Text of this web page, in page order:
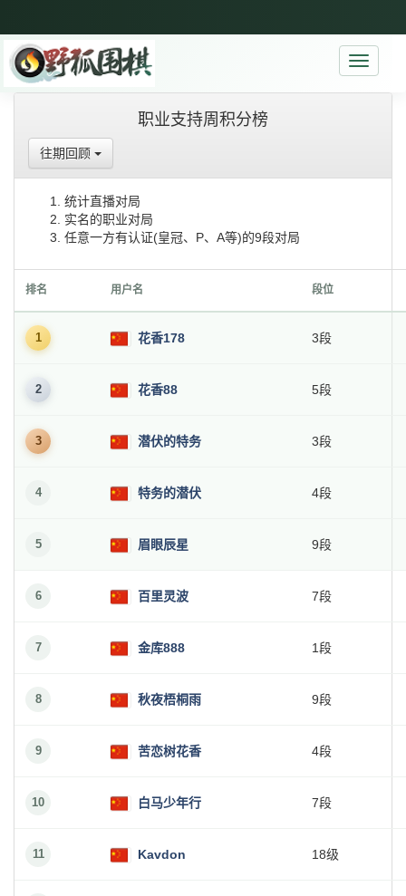
Toggle
职业支持周积分榜
往期回顾
统计直播对局
实名的职业对局
任意一方有认证(皇冠、P、A等)的9段对局
排名 用户名 段位
1 花香178 3段
2 花香88 5段
3 潜伏的特务 3段
4 特务的潜伏 4段
5 眉眼辰星 9段
6 百里灵波 7段
7 金库888 1段
8 秋夜梧桐雨 9段
9 苦恋树花香 4段
10 白马少年行 7段
11 Kavdon 18级